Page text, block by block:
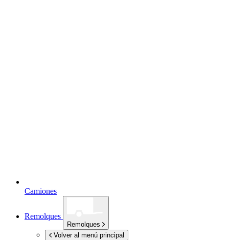
Camiones
Remolques
Remolques
Volver al menú principal